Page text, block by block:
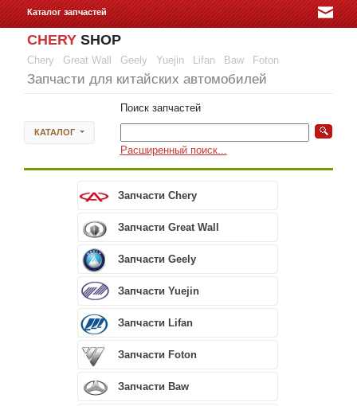
Каталог запчастей
CHERY SHOP
Chery Great Wall Geely Yuejin Lifan Baw Foton
Запчасти для китайских автомобилей
КАТАЛОГ
Поиск запчастей
Расширенный поиск...
Запчасти Chery
Запчасти Great Wall
Запчасти Geely
Запчасти Yuejin
Запчасти Lifan
Запчасти Foton
Запчасти Baw